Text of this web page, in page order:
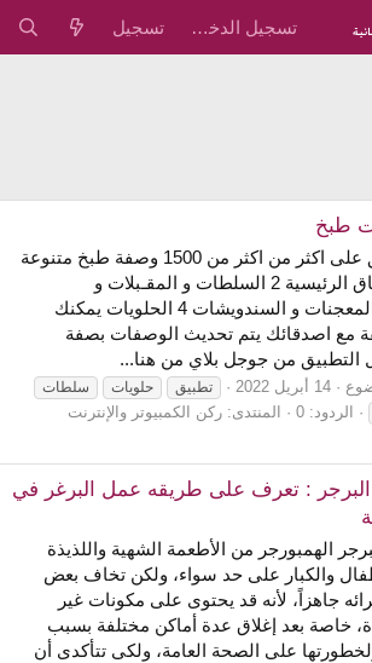
تسجيل الدخول تسجيل
طبخ
يحتوي التطبيق على اكثر من اكثر من 1500 وصفة طبخ متنوعة
تشمل: 1 الأطباق الرئيسية 2 السلطات و المقـبلات و
المشروبات 3 المعجنات و السندويشات 4 الحلويات يمكنك
مع اصدقائك يتم تحديث الوصفات بصفة
التطبيق من جوجل بلاي من هنا...
14 أبريل 2022 تطبيق حلويات
سلطات
الردود: 0 المنتدى: ركن الكمبيوتر والإنترنت
: تعرف على طريقه عمل البرغر في
الهمبورجر من الأطعمة الشهية واللذيذة
والكبار على حد سواء، ولكن تخاف بعض
جاهزاً، لأنه قد يحتوى على مكونات غير
خاصة بعد إغلاق عدة أماكن مختلفة بسبب
على الصحة العامة، ولكى تتأكدى أن